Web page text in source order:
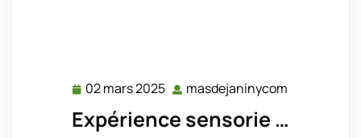
02 mars 2025 02
2025
masdejaninycom
Expérience sensorie …